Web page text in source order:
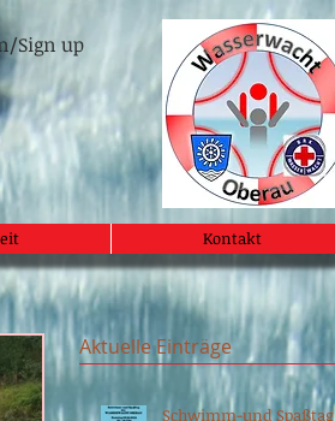
Sign up
Kontakt
Aktuelle Einträge
Schwimm-und Spaßtag